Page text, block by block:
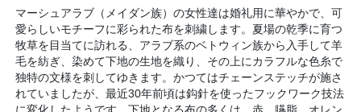
マーシュアラブ（メイダン族）の女性達は婚礼用に華やかで、可
愛らしいモチーフに彩られた布を刺繍します。夏場の乾季に育つ
牧草を目当てに訪れる、アラブ系のベトウィン族から入手して羊
毛を紡ぎ、染めて下地の生地を織り、その上にカラフルな色糸で
独特の文様を刺してゆきます。かつてはチェーンステッチが施さ
れていましたが、最近30年前頃は鈎針を使ったフックワーク技法